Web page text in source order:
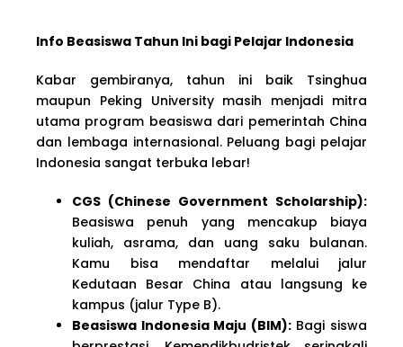
Info Beasiswa Tahun Ini bagi Pelajar Indonesia
Kabar gembiranya, tahun ini baik Tsinghua
maupun Peking University masih menjadi mitra
utama program beasiswa dari pemerintah China
dan lembaga internasional. Peluang bagi pelajar
Indonesia sangat terbuka lebar!
CGS (Chinese Government Scholarship):
Beasiswa penuh yang mencakup biaya
kuliah, asrama, dan uang saku bulanan.
Kamu bisa mendaftar melalui jalur
Kedutaan Besar China atau langsung ke
kampus (jalur Type B).
Beasiswa Indonesia Maju (BIM):Bagi siswa